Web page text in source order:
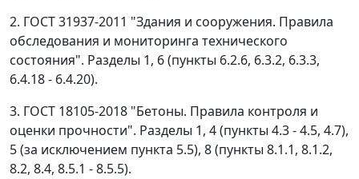
2. ГОСТ 31937-2011 "Здания и сооружения. Правила
обследования и мониторинга технического
состояния". Разделы 1, 6 (пункты 6.2.6, 6.3.2, 6.3.3,
6.4.18 - 6.4.20).
3. ГОСТ 18105-2018 "Бетоны. Правила контроля и
оценки прочности". Разделы 1, 4 (пункты 4.3 - 4.5, 4.7),
5 (за исключением пункта 5.5), 8 (пункты 8.1.1, 8.1.2,
8.2, 8.4, 8.5.1 - 8.5.5).